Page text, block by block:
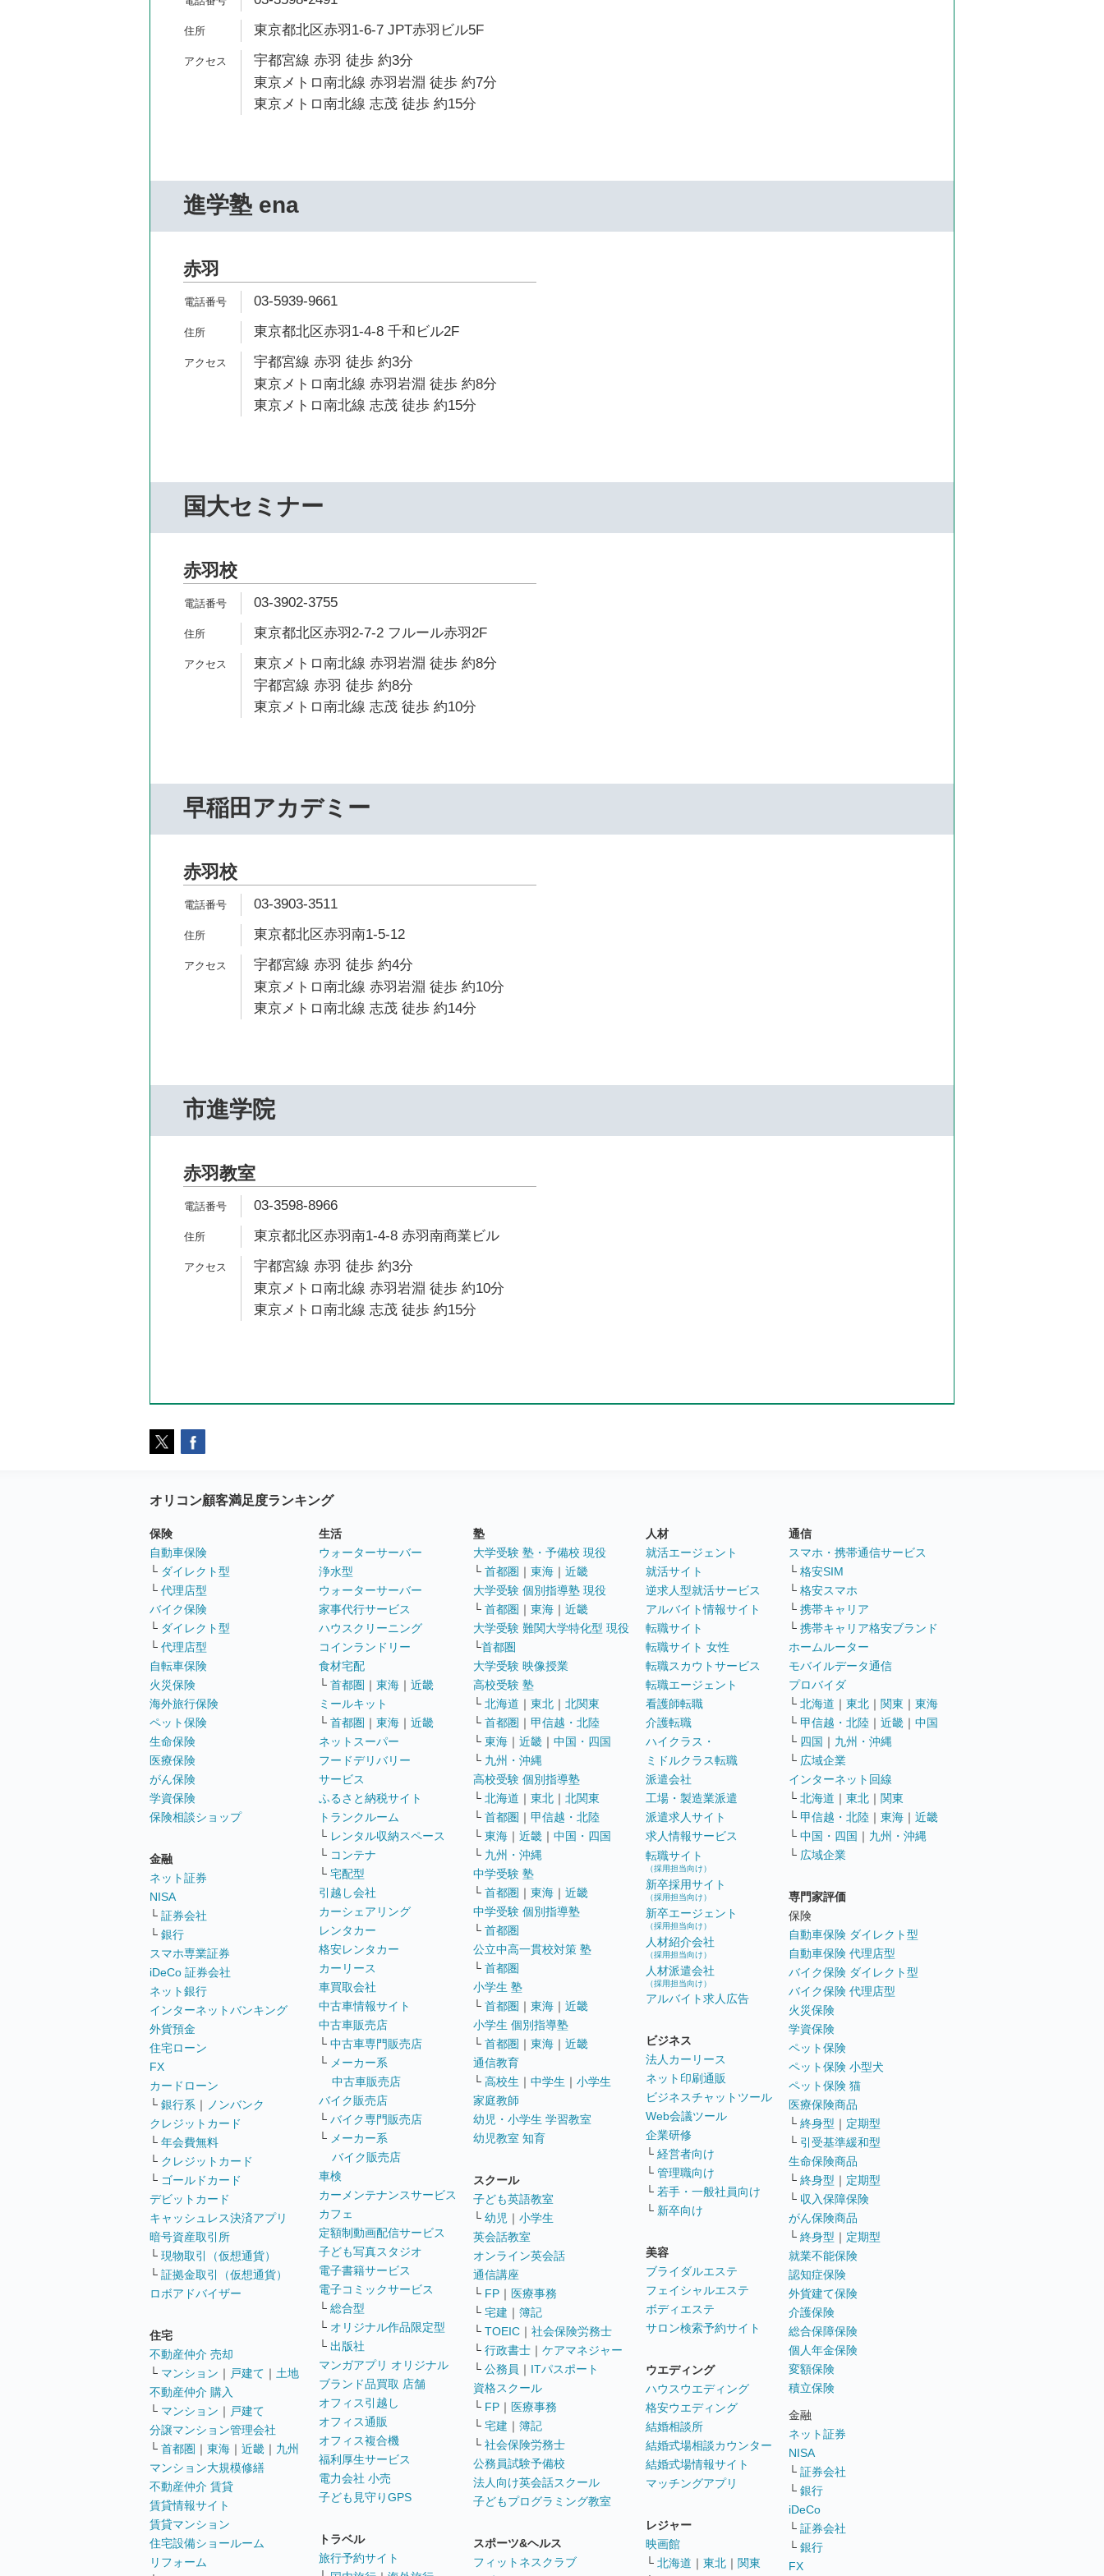
東京都北区赤羽1-6-7 JPT赤羽ビル5F
宇都宮線 赤羽 徒歩 約3分
東京メトロ南北線 赤羽岩淵 徒歩 約7分
東京メトロ南北線 志茂 徒歩 約15分
進学塾 ena
赤羽
03-5939-9661
東京都北区赤羽1-4-8 千和ビル2F
宇都宮線 赤羽 徒歩 約3分
東京メトロ南北線 赤羽岩淵 徒歩 約8分
東京メトロ南北線 志茂 徒歩 約15分
国大セミナー
赤羽校
03-3902-3755
東京都北区赤羽2-7-2 フルール赤羽2F
東京メトロ南北線 赤羽岩淵 徒歩 約8分
宇都宮線 赤羽 徒歩 約8分
東京メトロ南北線 志茂 徒歩 約10分
早稲田アカデミー
赤羽校
03-3903-3511
東京都北区赤羽南1-5-12
宇都宮線 赤羽 徒歩 約4分
東京メトロ南北線 赤羽岩淵 徒歩 約10分
東京メトロ南北線 志茂 徒歩 約14分
市進学院
赤羽教室
03-3598-8966
東京都北区赤羽南1-4-8 赤羽南商業ビル
宇都宮線 赤羽 徒歩 約3分
東京メトロ南北線 赤羽岩淵 徒歩 約10分
東京メトロ南北線 志茂 徒歩 約15分
オリコン顧客満足度ランキング
保険
自動車保険
└ ダイレクト型
└ 代理店型
バイク保険
└ ダイレクト型
└ 代理店型
自転車保険
火災保険
海外旅行保険
ペット保険
生命保険
医療保険
がん保険
学資保険
保険相談ショップ
金融
ネット証券
NISA
└ 証券会社
└ 銀行
スマホ専業証券
iDeCo 証券会社
ネット銀行
インターネットバンキング
外貨預金
住宅ローン
FX
カードローン
└ 銀行系 ｜
ノンバンク
クレジットカード
└ 年会費無料
└ クレジットカード
└ ゴールドカード
デビットカード
キャッシュレス決済アプリ
暗号資産取引所
└ 現物取引（仮想通貨）
└ 証拠金取引（仮想通貨）
ロボアドバイザー
住宅
不動産仲介 売却
└ マンション ｜ 戸建て ｜ 土地
不動産仲介 購入
└ マンション ｜ 戸建て
分譲マンション管理会社
└ 首都圏 ｜ 東海 ｜ 近畿 ｜ 九州
マンション大規模修繕
不動産仲介 賃貸
賃貸情報サイト
賃貸マンション
住宅設備ショールーム
リフォーム
生活
ウォーターサーバー
浄水型
ウォーターサーバー
家事代行サービス
ハウスクリーニング
コインランドリー
食材宅配
└ 首都圏 ｜ 東海 ｜ 近畿
ミールキット
└ 首都圏 ｜ 東海 ｜ 近畿
ネットスーパー
フードデリバリー
サービス
ふるさと納税サイト
トランクルーム
└ レンタル収納スペース
└ コンテナ
└ 宅配型
引越し会社
カーシェアリング
レンタカー
格安レンタカー
カーリース
車買取会社
中古車情報サイト
中古車販売店
└ 中古車専門販売店
└ メーカー系
中古車販売店
バイク販売店
└ バイク専門販売店
└ メーカー系
バイク販売店
車検
カーメンテナンスサービス
カフェ
定額制動画配信サービス
子ども写真スタジオ
電子書籍サービス
電子コミックサービス
└ 総合型
└ オリジナル作品限定型
└ 出版社
マンガアプリ オリジナル
ブランド品買取 店舗
オフィス引越し
オフィス通販
オフィス複合機
福利厚生サービス
電力会社 小売
子ども見守りGPS
トラベル
旅行予約サイト
塾
大学受験 塾・予備校 現役
└ 首都圏 ｜ 東海 ｜ 近畿
大学受験 個別指導塾 現役
└ 首都圏 ｜ 東海 ｜ 近畿
大学受験 難関大学特化型 現役
└首都圏
大学受験 映像授業
高校受験 塾
└ 北海道 ｜ 東北 ｜ 北関東
└ 首都圏 ｜ 甲信越・北陸
└ 東海 ｜ 近畿 ｜ 中国・四国
└ 九州・沖縄
高校受験 個別指導塾
└ 北海道 ｜ 東北 ｜ 北関東
└ 首都圏 ｜ 甲信越・北陸
└ 東海 ｜ 近畿 ｜ 中国・四国
└ 九州・沖縄
中学受験 塾
└ 首都圏 ｜ 東海 ｜ 近畿
中学受験 個別指導塾
└ 首都圏
公立中高一貫校対策 塾
└ 首都圏
小学生 塾
└ 首都圏 ｜ 東海 ｜ 近畿
小学生 個別指導塾
└ 首都圏 ｜ 東海 ｜ 近畿
通信教育
└ 高校生 ｜ 中学生 ｜ 小学生
家庭教師
幼児・小学生 学習教室
幼児教室 知育
スクール
子ども英語教室
└ 幼児 ｜ 小学生
英会話教室
オンライン英会話
通信講座
└ FP ｜ 医療事務
└ 宅建 ｜ 簿記
└ TOEIC ｜ 社会保険労務士
└ 行政書士 ｜ ケアマネジャー
└ 公務員 ｜ ITパスポート
資格スクール
└ FP ｜ 医療事務
└ 宅建 ｜ 簿記
└ 社会保険労務士
公務員試験予備校
法人向け英会話スクール
子どもプログラミング教室
スポーツ&ヘルス
フィットネスクラブ
人材
就活エージェント
就活サイト
逆求人型就活サービス
アルバイト情報サイト
転職サイト
転職サイト 女性
転職スカウトサービス
転職エージェント
看護師転職
介護転職
ハイクラス・
ミドルクラス転職
派遣会社
工場・製造業派遣
派遣求人サイト
求人情報サービス
転職サイト
（採用担当向け）
新卒採用サイト
（採用担当向け）
新卒エージェント
（採用担当向け）
人材紹介会社
（採用担当向け）
人材派遣会社
（採用担当向け）
アルバイト求人広告
ビジネス
法人カーリース
ネット印刷通販
ビジネスチャットツール
Web会議ツール
企業研修
└ 経営者向け
└ 管理職向け
└ 若手・一般社員向け
└ 新卒向け
美容
ブライダルエステ
フェイシャルエステ
ボディエステ
サロン検索予約サイト
ウエディング
ハウスウエディング
格安ウエディング
結婚相談所
結婚式場相談カウンター
結婚式場情報サイト
マッチングアプリ
レジャー
映画館
└ 北海道 ｜ 東北 ｜ 関東
通信
スマホ・携帯通信サービス
└ 格安SIM
└ 格安スマホ
└ 携帯キャリア
└ 携帯キャリア格安ブランド
ホームルーター
モバイルデータ通信
プロバイダ
└ 北海道 ｜ 東北 ｜ 関東 ｜ 東海
└ 甲信越・北陸 ｜ 近畿 ｜ 中国
└ 四国 ｜ 九州・沖縄
└ 広域企業
インターネット回線
└ 北海道 ｜ 東北 ｜ 関東
└ 甲信越・北陸 ｜ 東海 ｜ 近畿
└ 中国・四国 ｜ 九州・沖縄
└ 広域企業
専門家評価
保険
自動車保険 ダイレクト型
自動車保険 代理店型
バイク保険 ダイレクト型
バイク保険 代理店型
火災保険
学資保険
ペット保険
ペット保険 小型犬
ペット保険 猫
医療保険商品
└ 終身型 ｜ 定期型
└ 引受基準緩和型
生命保険商品
└ 終身型 ｜ 定期型
└ 収入保障保険
がん保険商品
└ 終身型 ｜ 定期型
就業不能保険
認知症保険
外貨建て保険
介護保険
総合保障保険
個人年金保険
変額保険
積立保険
金融
ネット証券
NISA
└ 証券会社
└ 銀行
iDeCo
└ 証券会社
└ 銀行
FX